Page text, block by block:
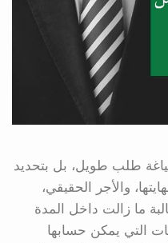
طلب طويل، بل بتحديد
والأجر الحقيقي،
ما زالت داخل المدة
التي يمكن حسابها